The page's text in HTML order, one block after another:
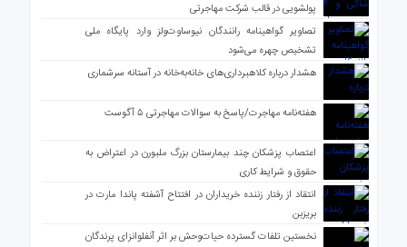
پولشویی در قالب شرکت مهاجرتی
تصاویر گواهینامه رانندگان نیوساوت‌ولز وارد پایگاه ملی
تشخیص چهره می‌شود
هشدار درباره کلاهبرداری‌های خانه‌به‌خانه در آستانه سرشماری
هفته‌نامه مهاجرت/پاسخ به سوالات مهاجرتی ۵ آگوست
اعتصاب پزشکان چند بیمارستان بزرگ ملبورن در اعتراض به
حقوق و شرایط کاری
انتقاد از رفتار زننده خریداران در افتتاح آشفته پاندا مارت در
بریزبن
نخستین تلفات گسترده حیات‌وحش بر اثر آنفلوانزای پرندگان